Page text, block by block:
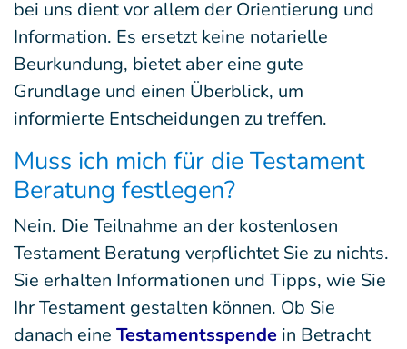
bei uns dient vor allem der Orientierung und
Information. Es ersetzt keine notarielle
Beurkundung, bietet aber eine gute
Grundlage und einen Überblick, um
informierte Entscheidungen zu treffen.
Muss ich mich für die Testament
Beratung festlegen?
Nein. Die Teilnahme an der kostenlosen
Testament Beratung verpflichtet Sie zu nichts.
Sie erhalten Informationen und Tipps, wie Sie
Ihr Testament gestalten können. Ob Sie
danach eine Testamentsspende in Betracht